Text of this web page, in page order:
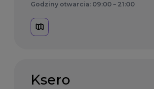
Godziny otwarcia: 09:00 – 21:00
Ksero